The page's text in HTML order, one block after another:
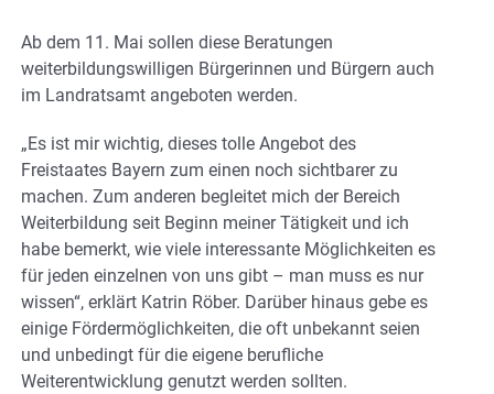
Ab dem 11. Mai sollen diese Beratungen
weiterbildungswilligen Bürgerinnen und Bürgern auch
im Landratsamt angeboten werden.
„Es ist mir wichtig, dieses tolle Angebot des
Freistaates Bayern zum einen noch sichtbarer zu
machen. Zum anderen begleitet mich der Bereich
Weiterbildung seit Beginn meiner Tätigkeit und ich
habe bemerkt, wie viele interessante Möglichkeiten es
für jeden einzelnen von uns gibt – man muss es nur
wissen“, erklärt Katrin Röber. Darüber hinaus gebe es
einige Fördermöglichkeiten, die oft unbekannt seien
und unbedingt für die eigene berufliche
Weiterentwicklung genutzt werden sollten.